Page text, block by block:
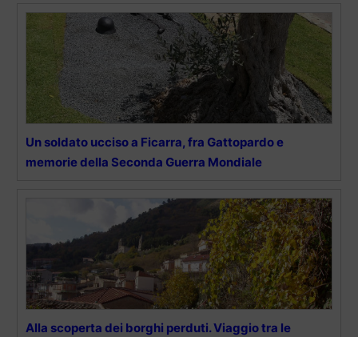
Un soldato ucciso a Ficarra, fra Gattopardo e
memorie della Seconda Guerra Mondiale
Alla scoperta dei borghi perduti. Viaggio tra le